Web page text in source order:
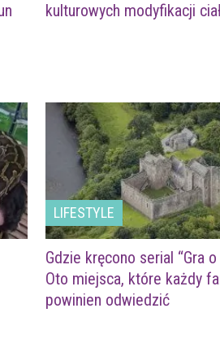
kulturowych modyfikacji
LIFESTYLE
Gdzie kręcono serial “Gra o
Oto miejsca, które każdy
powinien odwiedzić